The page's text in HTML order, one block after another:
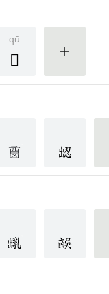
qū
𠚖 更多